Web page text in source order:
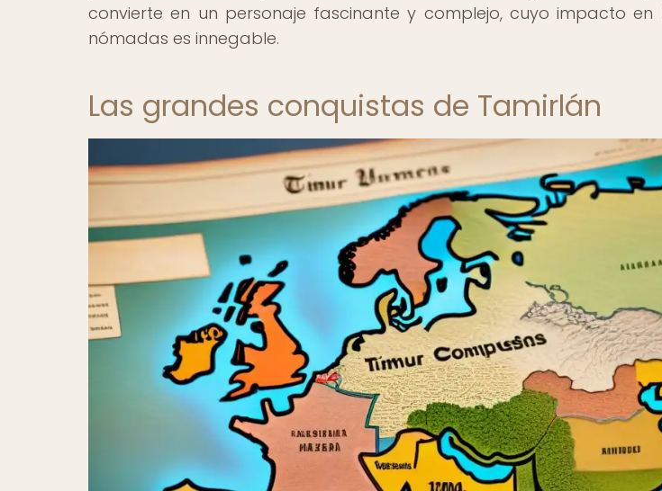
convierte en un personaje fascinante y complejo, cuyo impacto
nómadas es innegable.
Las grandes conquistas de Tamirlán